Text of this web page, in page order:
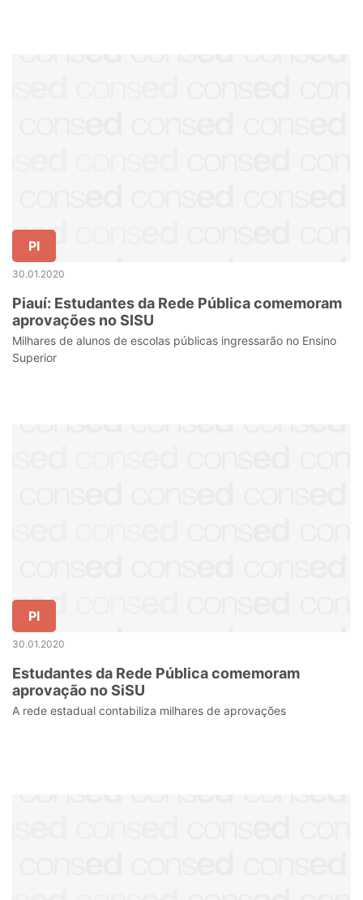
PI
30.01.2020
Piauí: Estudantes da Rede Pública comemoram
aprovações no SISU
Milhares de alunos de escolas públicas ingressarão no Ensino
Superior
PI
30.01.2020
Estudantes da Rede Pública comemoram
aprovação no SiSU
A rede estadual contabiliza milhares de aprovações